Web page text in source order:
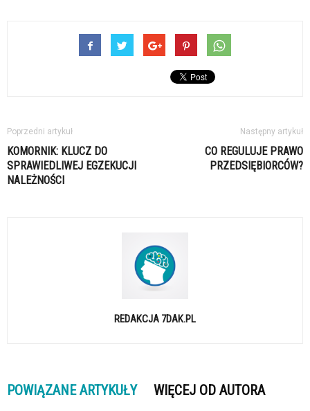
Poprzedni artykuł
KOMORNIK: KLUCZ DO
SPRAWIEDLIWEJ EGZEKUCJI
NALEŻNOŚCI
Następny artykuł
CO REGULUJE PRAWO
PRZEDSIĘBIORCÓW?
REDAKCJA 7DAK.PL
POWIĄZANE ARTYKUŁY WIĘCEJ OD AUTORA